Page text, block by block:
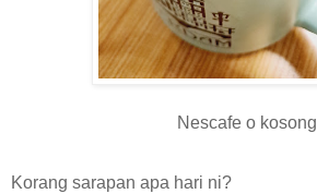
Nescafe o kosong
Korang sarapan apa hari ni?